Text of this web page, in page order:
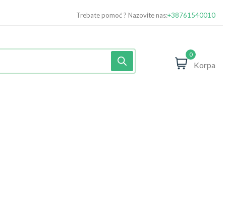
Trebate pomoć ? Nazovite nas:+38761540010
0
Korpa